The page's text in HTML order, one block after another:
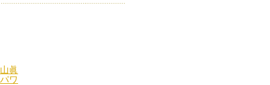
眞
ワ